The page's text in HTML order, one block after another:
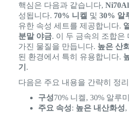
핵심은 다음과 같습니다,
성됩니다. 70% 니켈 및 30% 알
유한 속성 세트를 제공합니다.
분말 야금. 이 두 금속의 조합은
가진 물질을 만듭니다. 높은 산
된 환경에서 특히 유용합니다.
기 .
다음은 주요 내용을 간략히 정
구성70% 니켈, 30% 알루
주요 속성: 높은 내산화성,